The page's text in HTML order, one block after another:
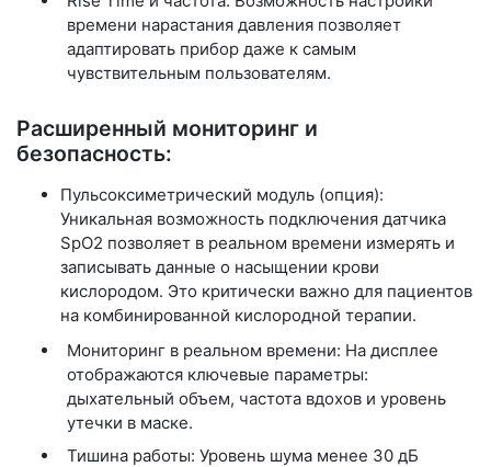
времени нарастания давления позволяет
адаптировать прибор даже к самым
чувствительным пользователям.
Расширенный мониторинг и
безопасность:
Пульсоксиметрический модуль (опция):
Уникальная возможность подключения датчика
SpO2 позволяет в реальном времени измерять и
записывать данные о насыщении крови
кислородом. Это критически важно для пациентов
на комбинированной кислородной терапии.
Мониторинг в реальном времени: На дисплее
отображаются ключевые параметры:
дыхательный объем, частота вдохов и уровень
утечки в маске.
Тишина работы: Уровень шума менее 30 дБ